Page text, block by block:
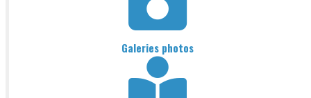
Galeries photos